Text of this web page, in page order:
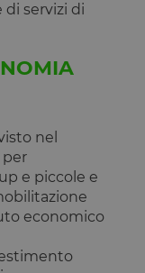
di servizi di
nel
e piccole e
economico